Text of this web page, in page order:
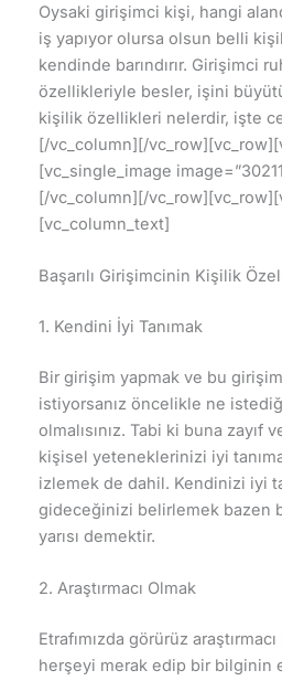
Oysaki girişimci kişi, hangi
iş yapıyor olursa olsun belli
kendinde barındırır. Girişimci
özellikleriyle besler, işini
kişilik özellikleri nelerdir, işte
[/vc_column][/
[vc_single_image
[/vc_column][/
[vc_column_text]
Başarılı Girişimcinin Kişilik
1. Kendini İyi Tanımak
Bir girişim yapmak ve bu
istiyorsanız öncelikle ne
olmalısınız. Tabi ki buna zayıf
kişisel yeteneklerinizi iyi
izlemek de dahil. Kendinizi iyi
gideceğinizi belirlemek bazen
yarısı demektir.
2. Araştırmacı Olmak
Etrafımızda görürüz
herşeyi merak edip bir bilginin